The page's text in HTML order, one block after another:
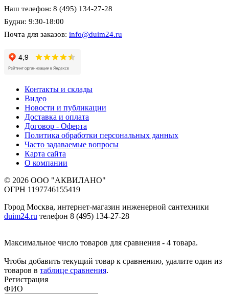
Наш телефон: 8 (495) 134-27-28
Будни: 9:30-18:00
Почта для заказов: info@duim24.ru
Контакты и склады
Видео
Новости и публикации
Доставка и оплата
Договор - Оферта
Политика обработки персональных данных
Часто задаваемые вопросы
Карта сайта
О компании
© 2026 ООО "АКВИЛАНО"
ОГРН 1197746155419
Город Москва, интернет-магазин инженерной сантехники
duim24.ru телефон 8 (495) 134-27-28
Максимальное число товаров для сравнения - 4 товара.
Чтобы добавить текущий товар к сравнению, удалите один из
товаров в таблице сравнения.
Регистрация
ФИО